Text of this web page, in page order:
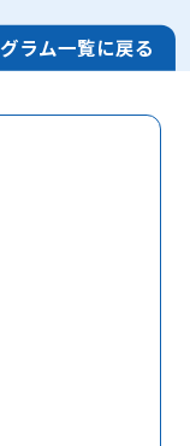
ラム一覧に戻る